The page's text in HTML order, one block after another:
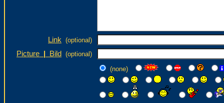
Link (optional)
Picture Bild
(optional)
(none)